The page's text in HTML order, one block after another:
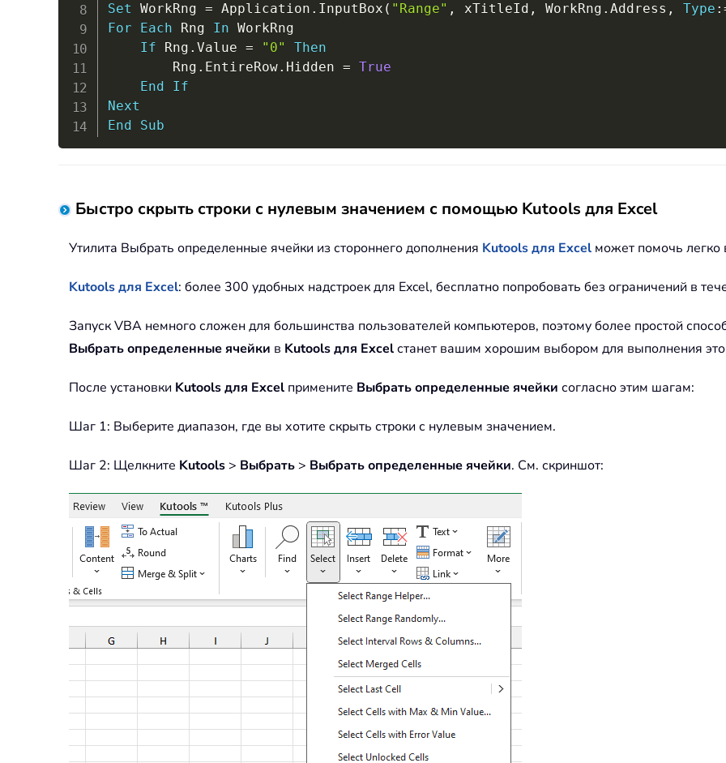
Set WorkRng = Application . InputBox ( "Range" , xTitleId , WorkRng . Address , Type :
For
Each Rng In WorkRng
If Rng . Value = "0"
Then
        Rng
. EntireRow. Hidden = True
End
If
Next
End
Sub
Быстро скрыть строки с нулевым значением с помощью Kutools для Excel
Утилита Выбрать определенные ячейки из стороннего дополнения Kutools для Excel может помочь легко
Kutools для Excel: более 300 удобных надстроек для Excel, бесплатно попробовать без ограничений в
Запуск VBA немного сложен для большинства пользователей компьютеров, поэтому более простой
Выбратьопределенные ячейки в Kutools для Excelстанет вашим хорошим выбором для выполнения
После установки Kutools для Excel примените Выбрать определенные ячейки согласно этим шагам:
Шаг 1: Выберите диапазон, где вы хотите скрыть строки с нулевым значением.
Шаг 2: Щелкните Kutools > Выбрать > Выбрать определенные ячейки. См. скриншот: